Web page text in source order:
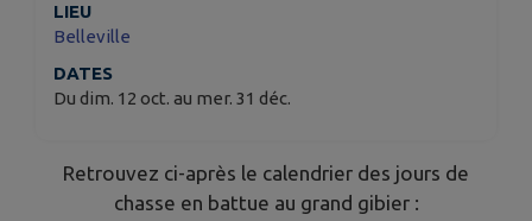
LIEU
Belleville
DATES
Du dim. 12 oct. au mer. 31 déc.
Retrouvez ci-après le calendrier des jours de
chasse en battue au grand gibier :